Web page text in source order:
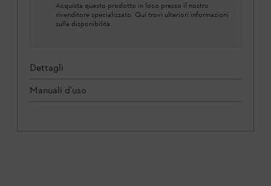
Acquista questo prodotto in loco presso il nostro
rivenditore specializzato. Qui trovi ulteriori informazioni
sulla disponibilità.
Dettagli
Manuali d'uso